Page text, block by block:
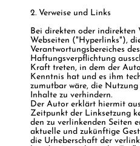
2. Verweise und Links
Bei direkten oder indirekten
Webseiten ("Hyperlinks"),
Verantwortungsbereiches
Haftungsverpflichtung
Kraft treten, in dem der
Kenntnis hat und es ihm
zumutbar wäre, die
Inhalte zu verhindern.
Der Autor erklärt hiermit
Zeitpunkt der Linksetzung
den zu verlinkenden Seiten
aktuelle und zukünftige
die Urheberschaft der